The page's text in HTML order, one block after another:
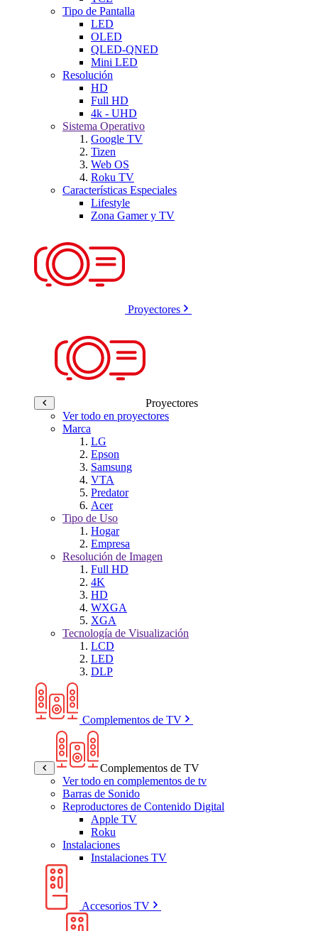
Tipo de Pantalla
LED
OLED
QLED-QNED
Mini LED
Resolución
HD
Full HD
4k - UHD
Sistema Operativo
Google TV
Tizen
Web OS
Roku TV
Características Especiales
Lifestyle
Zona Gamer y TV
Proyectores
Proyectores
Ver todo en proyectores
Marca
LG
Epson
Samsung
VTA
Predator
Acer
Tipo de Uso
Hogar
Empresa
Resolución de Imagen
Full HD
4K
HD
WXGA
XGA
Tecnología de Visualización
LCD
LED
DLP
Complementos de TV
Complementos de TV
Ver todo en complementos de tv
Barras de Sonido
Reproductores de Contenido Digital
Apple TV
Roku
Instalaciones
Instalaciones TV
Accesorios TV